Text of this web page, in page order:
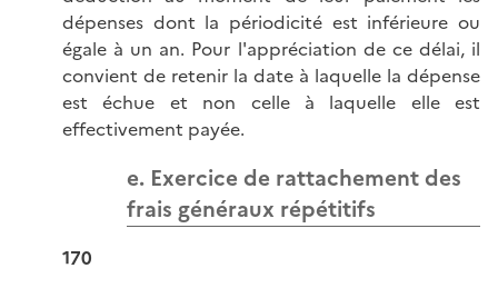
dépenses dont la périodicité est inférieure ou
égale à un an. Pour l'appréciation de ce délai, il
convient de retenir la date à laquelle la dépense
est échue et non celle à laquelle elle est
effectivement payée.
e. Exercice de rattachement des
frais généraux répétitifs
170